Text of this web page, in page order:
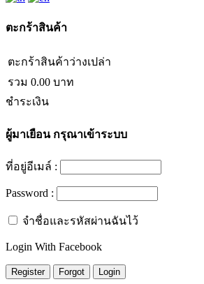
ตะกร้าสินค้า
ตะกร้าสินค้าว่างเปล่า
รวม 0.00 บาท
ชำระเงิน
ผู้มาเยือนกรุณาเข้าระบบ
ที่อยู่อีเมล์ :
Password :
จำชื่อและรหัสผ่านฉันไว้
Login With Facebook